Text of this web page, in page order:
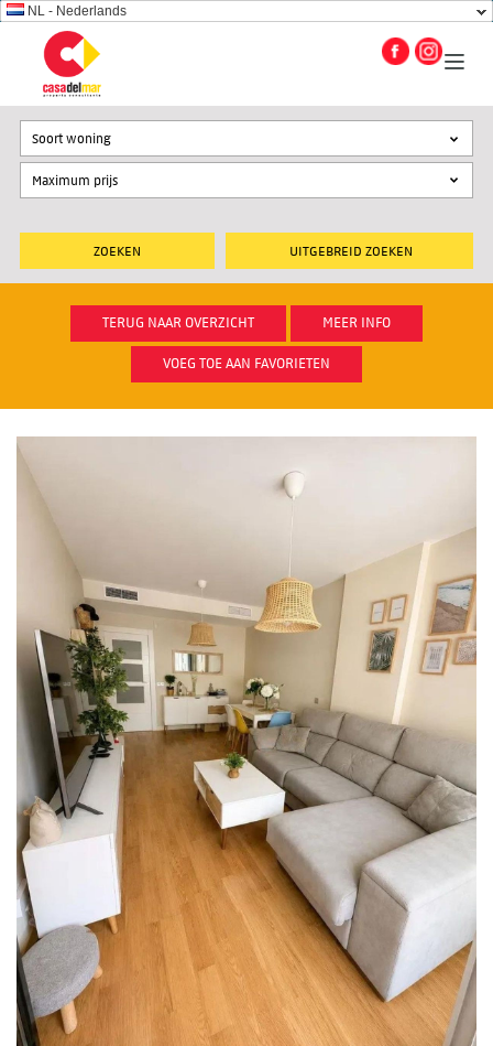
NL - Nederlands
UITGEBREID ZOEKEN
Soort woning
TERUG NAAR OVERZICHT MEER INFO
VOEG TOE AAN FAVORIETEN